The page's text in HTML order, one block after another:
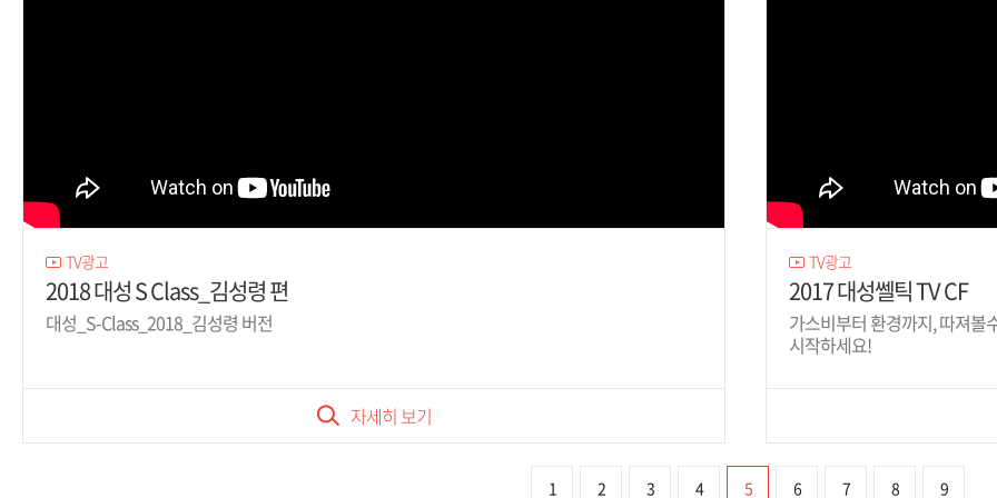
TV광고
2018 대성 S Class_김성령 편
대성_S-Class_2018_김성령 버전
자세히 보기
TV광고
2017 대성쎌틱 TV CF
가스비부터 환경까지, 따져볼
시작하세요!
1 2 3 4 5 6 7 8 9